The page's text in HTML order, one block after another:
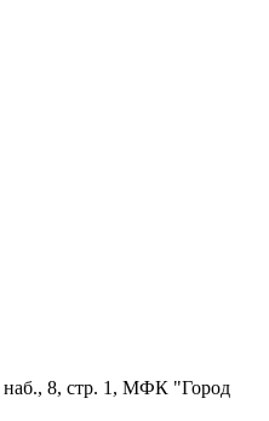
наб., 8, стр. 1, МФК "Город